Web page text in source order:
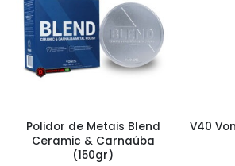
Polidor de Metais Blend
Ceramic & Carnaúba
(150gr)
V40